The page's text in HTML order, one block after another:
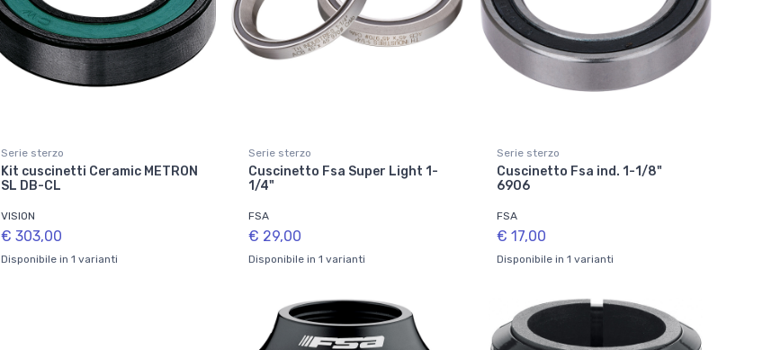
Serie sterzo
Kit cuscinetti Ceramic METRON
SL DB-CL
VISION
€ 303,00
Disponibile in 1 varianti
Serie sterzo
Cuscinetto Fsa Super Light 1-
1/4"
FSA
€ 29,00
Disponibile in 1 varianti
Serie sterzo
Cuscinetto Fsa ind. 1-1/8"
6906
FSA
€ 17,00
Disponibile in 1 varianti